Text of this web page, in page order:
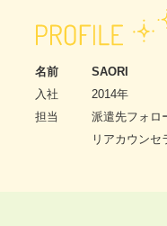
名前
SAORI
入社
2014年
担当
派遣先フォロ
リアカウンセ